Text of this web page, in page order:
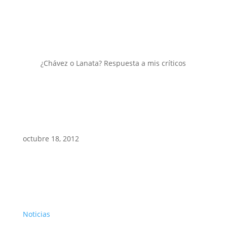
¿Chávez o Lanata? Respuesta a mis críticos
octubre 18, 2012
Noticias